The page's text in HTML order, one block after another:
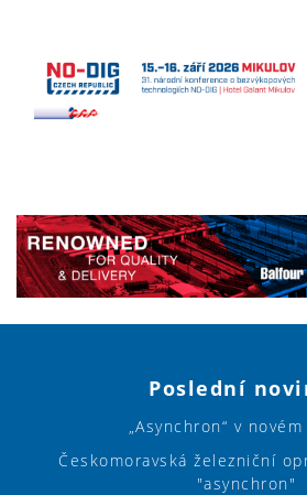
Poslední
„Asynchron“ v
Českomoravská železniční
"asynchron"